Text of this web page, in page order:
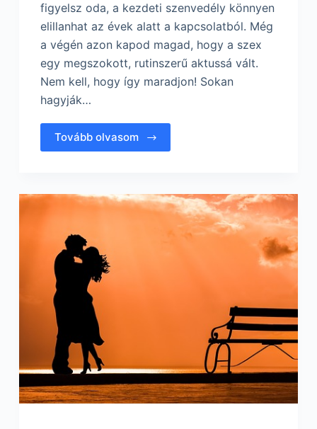
figyelsz oda, a kezdeti szenvedély könnyen
elillanhat az évek alatt a kapcsolatból. Még
a végén azon kapod magad, hogy a szex
egy megszokott, rutinszerű aktussá vált.
Nem kell, hogy így maradjon! Sokan
hagyják…
Tovább olvasom